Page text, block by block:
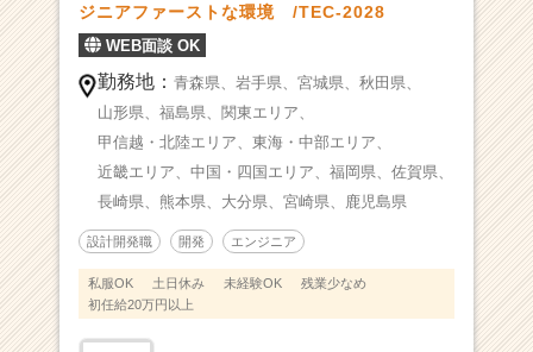
届
く
就
活
サ
イ
ト
ア
キ
リ
ジニアファーストな環境 /TEC-2028
WEB面談 OK
勤務地： 青森県、 岩手県、 宮城県、 秋田県、
山形県、 福島県、 関東エリア、
甲信越・北陸エリア、 東海・中部エリア、
近畿エリア、 中国・四国エリア、 福岡県、 佐賀県、
長崎県、 熊本県、 大分県、 宮崎県、 鹿児島県
設計開発職 開発 エンジニア
私服OK 土日休み 未経験OK
残業少なめ
初任給20万円以上